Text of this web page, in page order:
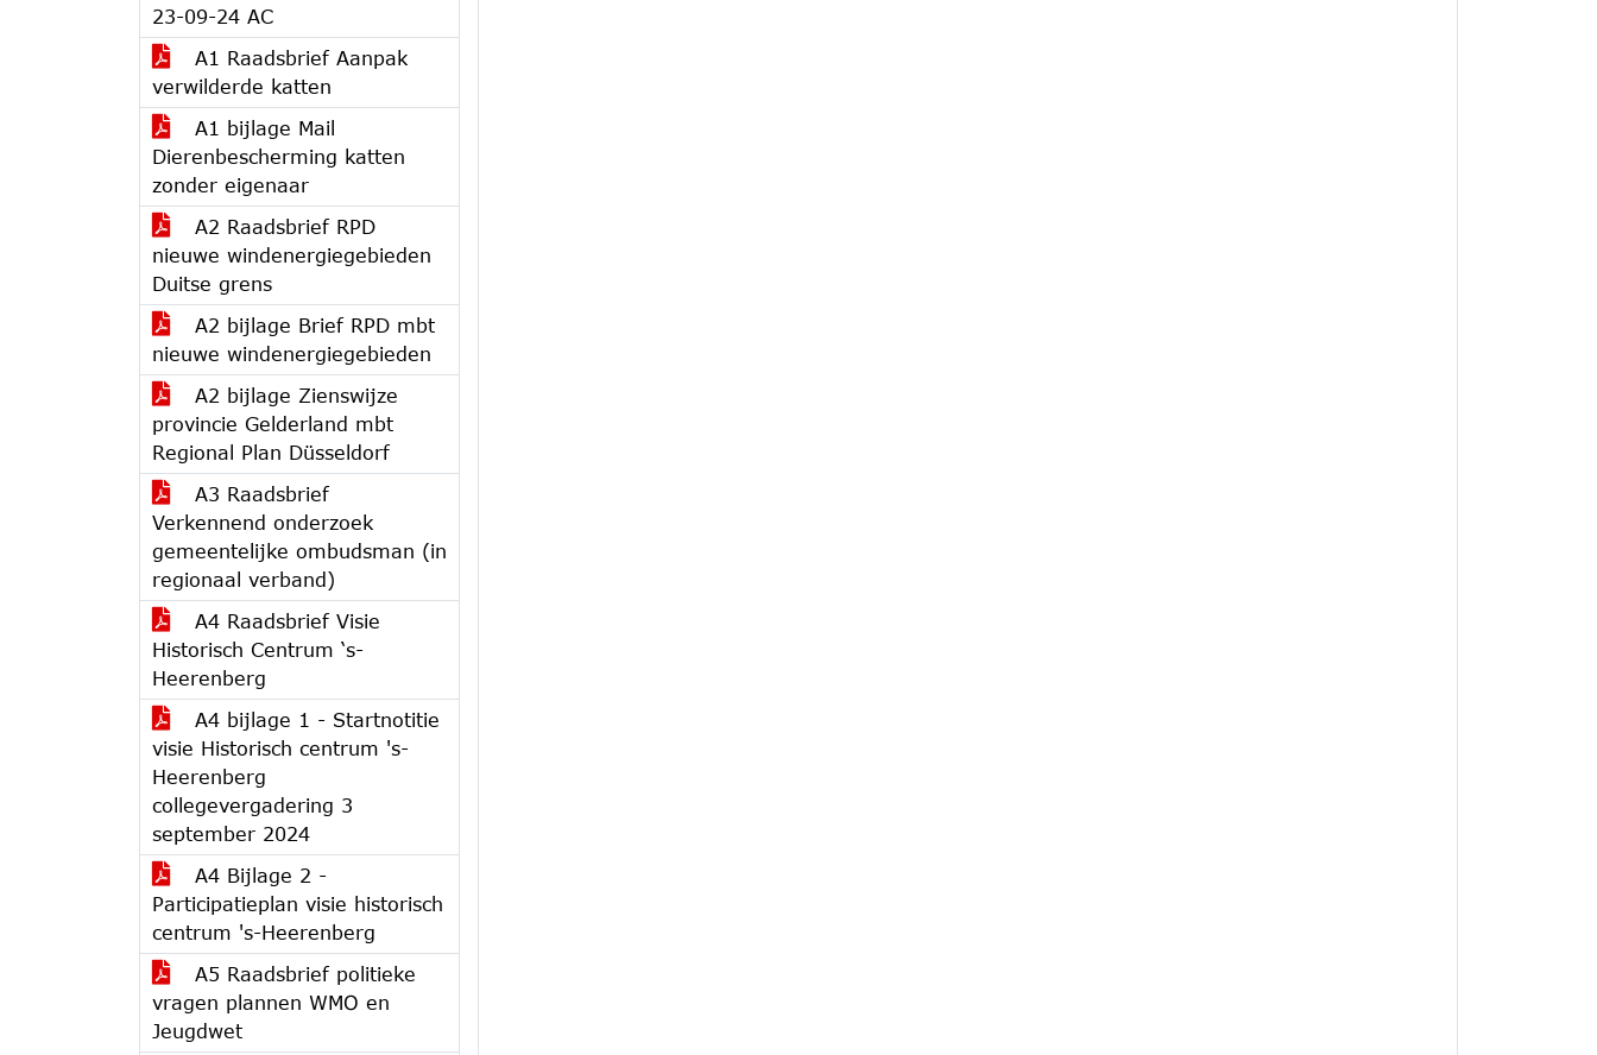
23-09-24 AC
A1 Raadsbrief Aanpak
verwilderde katten
A1 bijlage Mail
Dierenbescherming katten
zonder eigenaar
A2 Raadsbrief RPD
nieuwe windenergiegebieden
Duitse grens
A2 bijlage Brief RPD mbt
nieuwe windenergiegebieden
A2 bijlage Zienswijze
provincie Gelderland mbt
Regional Plan Düsseldorf
A3 Raadsbrief
Verkennend onderzoek
gemeentelijke ombudsman (in
regionaal verband)
A4 Raadsbrief Visie
Historisch Centrum ‘s-
Heerenberg
A4 bijlage 1 - Startnotitie
visie Historisch centrum 's-
Heerenberg
collegevergadering 3
september 2024
A4 Bijlage 2 -
Participatieplan visie historisch
centrum 's-Heerenberg
A5 Raadsbrief politieke
vragen plannen WMO en
Jeugdwet